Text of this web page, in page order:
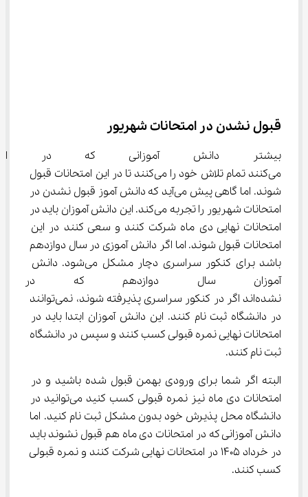
قبول نشدن در امتحانات شهریور
بیشتر دانش آموزانی که در
می‌کنند تمام تلاش خود را می‌کنند تا در این امتحانات قبول
شوند. اما گاهی پیش می‌آید که دانش آموز قبول نشدن در
امتحانات شهریور را تجربه می‌کند. این دانش آموزان باید در
امتحانات نهایی دی ماه شرکت کنند و سعی کنند در این
امتحانات قبول شوند. اما اگر دانش آموزی در سال دوازدهم
باشد برای کنکور سراسری دچار مشکل می‌شود. دانش
آموزان سال دوازدهم که در
نشده‌اند اگر در کنکور سراسری پذیرفته شوند، نمی‌توانند
در دانشگاه ثبت نام کنند. این دانش آموزان ابتدا باید در
امتحانات نهایی نمره قبولی کسب کنند و سپس در دانشگاه
ثبت نام کنند.
البته اگر شما برای ورودی بهمن قبول شده باشید و در
امتحانات دی ماه نیز نمره قبولی کسب کنید می‌توانید در
دانشگاه محل پذیرش خود بدون مشکل ثبت نام کنید. اما
دانش آموزانی که در امتحانات دی ماه هم قبول نشوند باید
در خرداد 1405 در امتحانات نهایی شرکت کنند و نمره قبولی
کسب کنند.